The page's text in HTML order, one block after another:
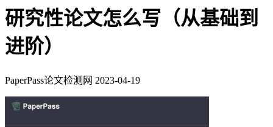
研究性论文怎么写（从基础到
进阶）
PaperPass论文检测网 2023-04-19